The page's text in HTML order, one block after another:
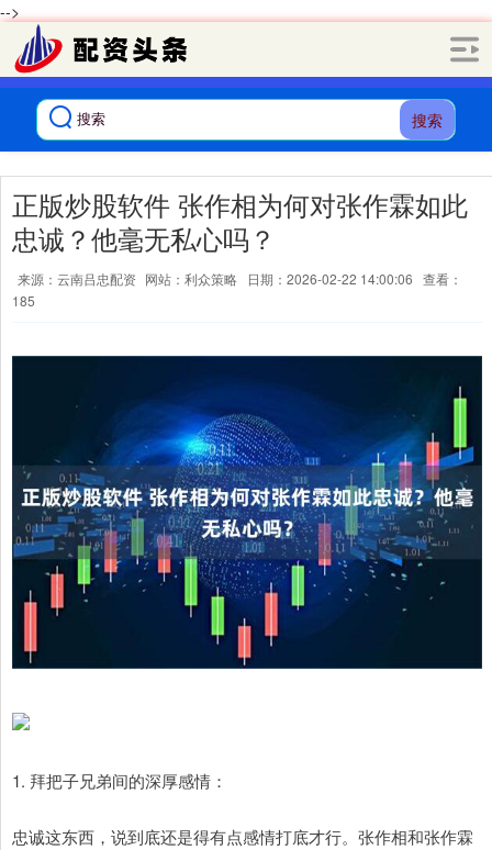
-->
搜索
正版炒股软件 张作相为何对张作霖如此
忠诚？他毫无私心吗？
来源：云南吕忠配资 网站：利众策略 日期：2026-02-22 14:00:06 查看：
185
1. 拜把子兄弟间的深厚感情：
忠诚这东西，说到底还是得有点感情打底才行。张作相和张作霖